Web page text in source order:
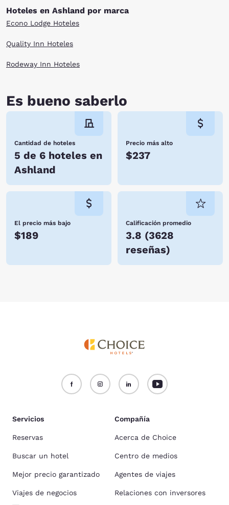
Hoteles en Ashland por marca
Econo Lodge Hoteles
Quality Inn Hoteles
Rodeway Inn Hoteles
Es bueno saberlo
Cantidad de hoteles
5 de 6 hoteles en
Ashland
Precio más alto
$237
El precio más bajo
$189
Calificación promedio
3.8 (3628
reseñas)
Servicios
Reservas
Buscar un hotel
Mejor precio garantizado
Viajes de negocios
Compañía
Acerca de Choice
Centro de medios
Agentes de viajes
Relaciones con inversores